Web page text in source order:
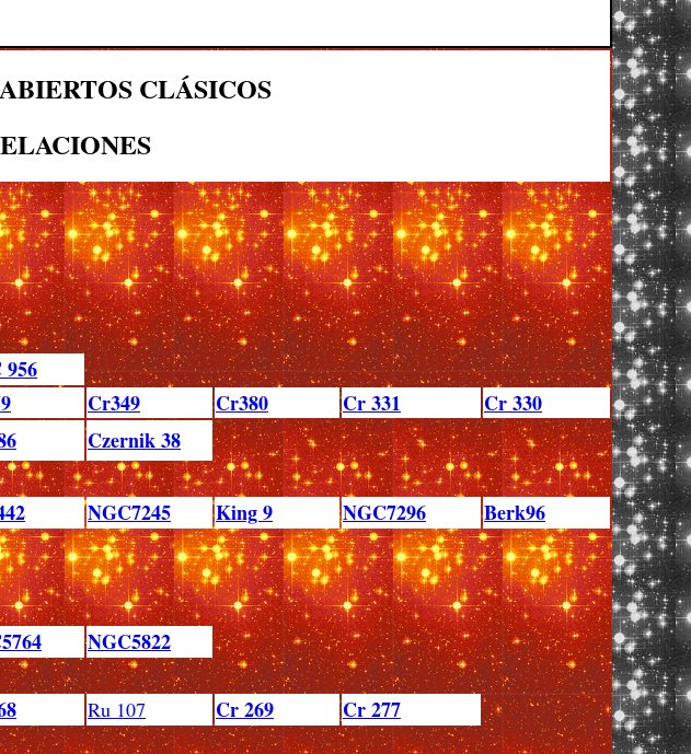
CLÁSICOS
956
Cr349 Cr380 Cr 331 Cr 330
Czernik 38
NGC7245 King 9 NGC7296 Berk96
NGC5822
Ru 107 Cr 269 Cr 277